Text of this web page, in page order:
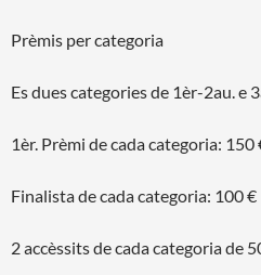
Prèmis per categoria
Es dues categories de 1èr-2au. e
1èr. Prèmi de cada categoria: 150
Finalista de cada categoria: 100 €
2 accèssits de cada categoria de